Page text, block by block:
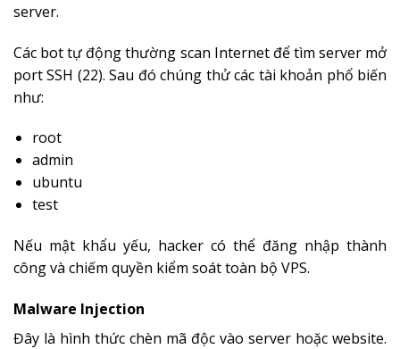
server.
Các bot tự động thường scan Internet để tìm server mở
port SSH (22). Sau đó chúng thử các tài khoản phổ biến
như:
root
admin
ubuntu
test
Nếu mật khẩu yếu, hacker có thể đăng nhập thành
công và chiếm quyền kiểm soát toàn bộ VPS.
Malware Injection
Đây là hình thức chèn mã độc vào server hoặc website.